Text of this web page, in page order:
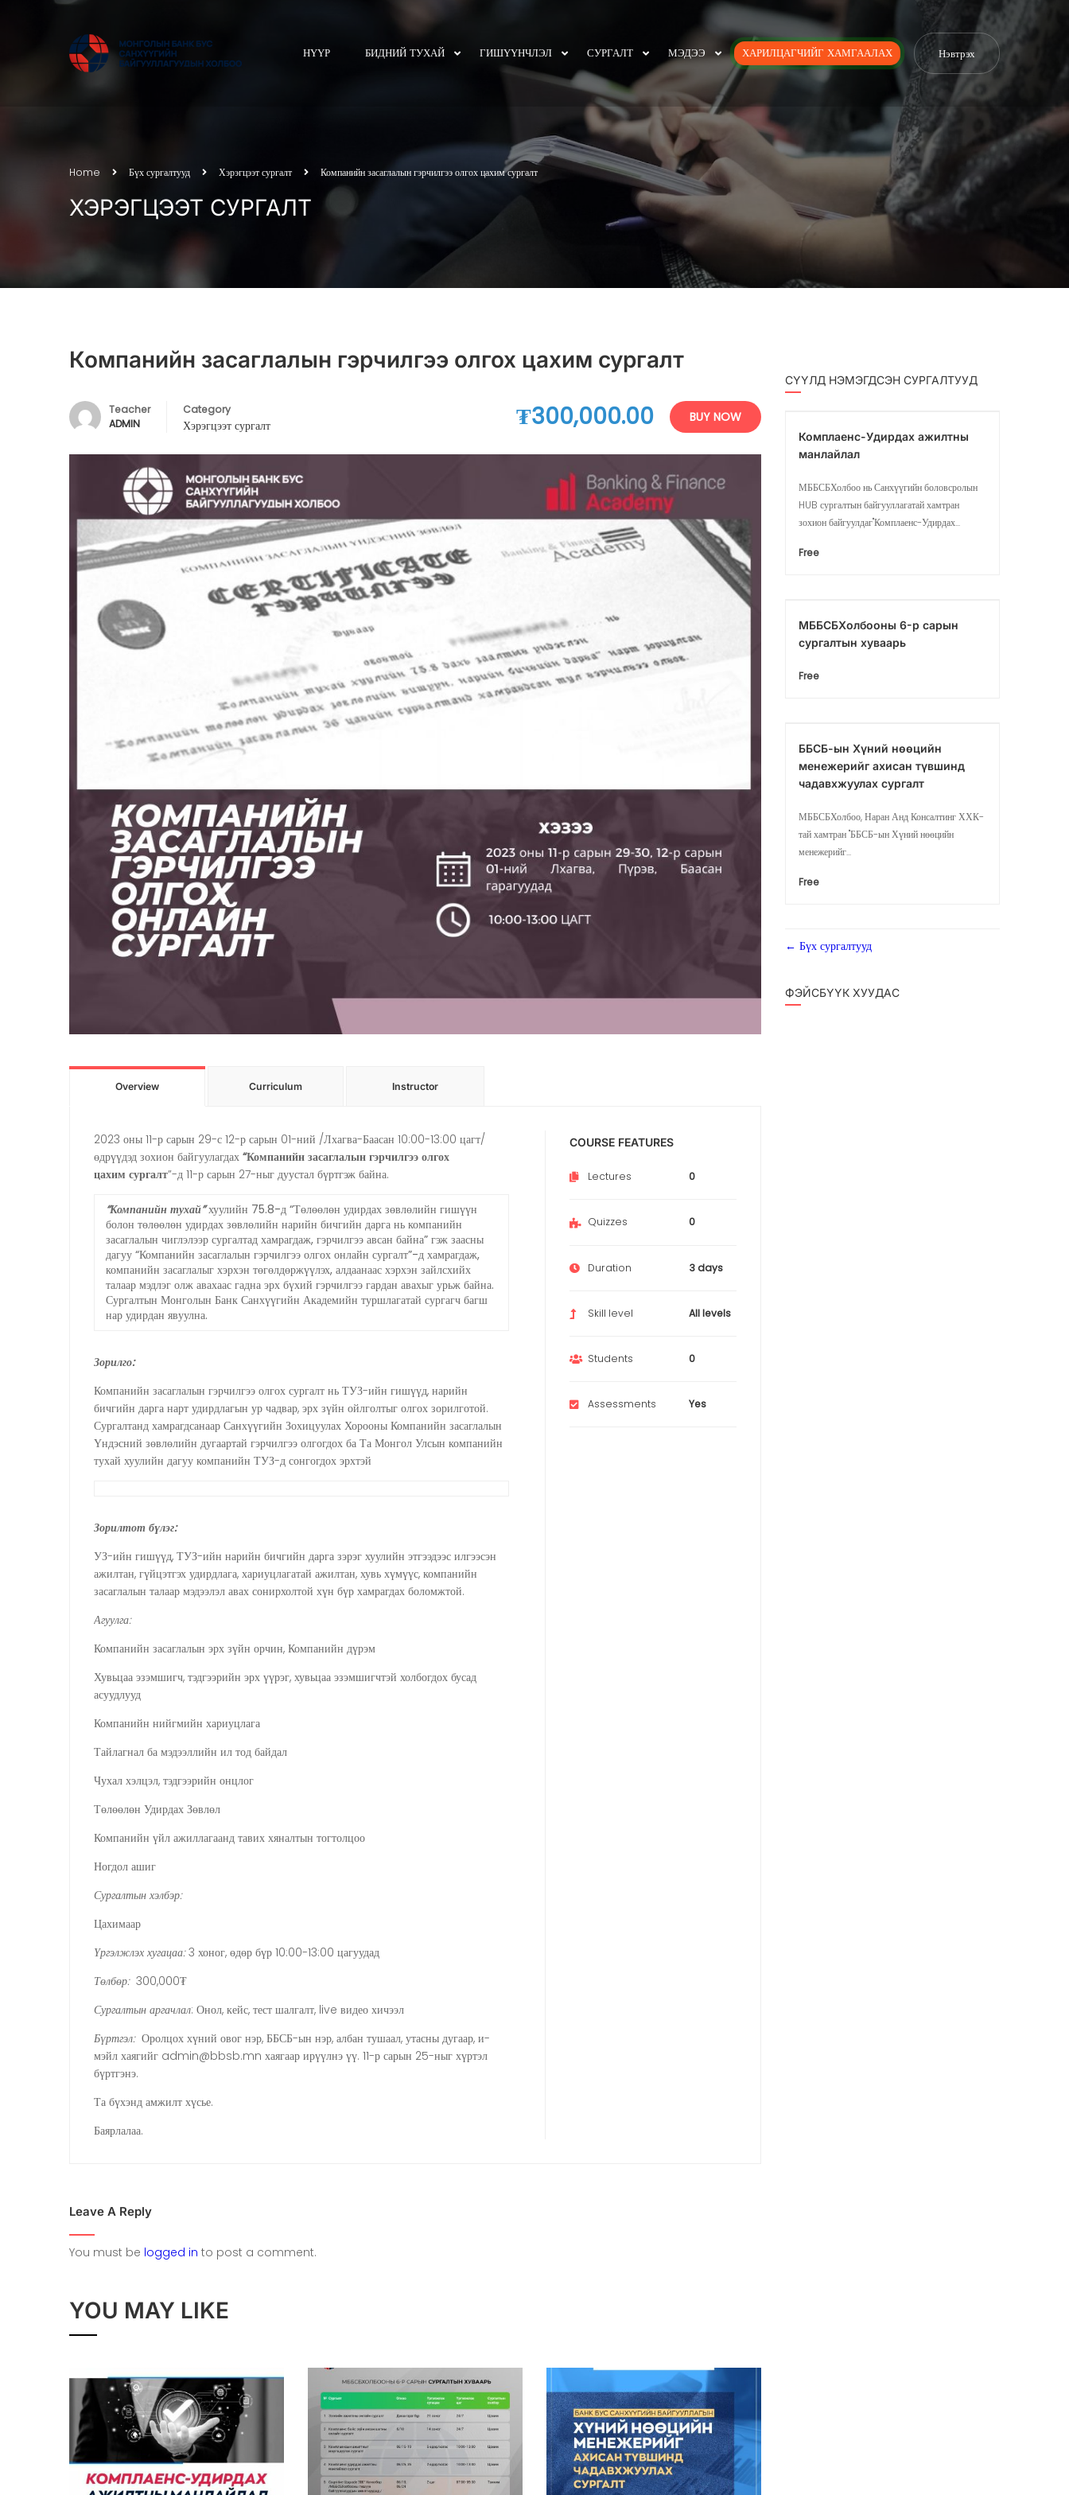
НҮҮР БИДНИЙ ТУХАЙ ГИШҮҮНЧЛЭЛ СУРГАЛТ МЭДЭЭ ХАРИЛЦАГЧИЙГ ХАМГААЛАХ Нэвтрэх
Home Бүх сургалтууд Хэрэгцээт сургалт Компанийн засаглалын гэрчилгээ олгох цахим сургалт
ХЭРЭГЦЭЭТ СУРГАЛТ
Компанийн засаглалын гэрчилгээ олгох цахим сургалт
Teacher
ADMIN
Category
Хэрэгцээт сургалт ₮300,000.00 BUY NOW
Overview Curriculum Instructor
2023 оны 11-р сарын 29-с 12-р сарын 01-ний /Лхагва-Баасан 10:00-13:00 цагт/
өдрүүдэд зохион байгуулагдах “Компанийн засаглалын гэрчилгээ олгох
цахим сургалт”-д 11-р сарын 27-ныг дуустал бүртгэж байна.
“Компанийн тухай”хуулийн 75.8-д “Төлөөлөн удирдах зөвлөлийн гишүүн
болон төлөөлөн удирдах зөвлөлийн нарийн бичгийн дарга нь компанийн
засаглалын чиглэлээр сургалтад хамрагдаж, гэрчилгээ авсан байна” гэж заасны
дагуу “Компанийн засаглалын гэрчилгээ олгох онлайн сургалт”-д хамрагдаж,
компанийн засаглалыг хэрхэн төгөлдөржүүлэх, алдаанаас хэрхэн зайлсхийх
талаар мэдлэг олж авахаас гадна эрх бүхий гэрчилгээ гардан авахыг урьж байна.
Сургалтын Монголын Банк Санхүүгийн Академийн туршлагатай сургагч багш
нар удирдан явуулна.
Зорилго:
Компанийн засаглалын гэрчилгээ олгох сургалт нь ТУЗ-ийн гишүүд, нарийн
бичгийн дарга нарт удирдлагын ур чадвар, эрх зүйн ойлголтыг олгох зорилготой.
Сургалтанд хамрагдсанаар Санхүүгийн Зохицуулах Хорооны Компанийн засаглалын
Үндэсний зөвлөлийн дугаартай гэрчилгээ олгогдох ба Та Монгол Улсын компанийн
тухай хуулийн дагуу компанийн ТУЗ-д сонгогдох эрхтэй
Зорилтот бүлэг:
УЗ-ийн гишүүд, ТУЗ-ийн нарийн бичгийн дарга зэрэг хуулийн этгээдээс илгээсэн
ажилтан, гүйцэтгэх удирдлага, хариуцлагатай ажилтан, хувь хүмүүс, компанийн
засаглалын талаар мэдээлэл авах сонирхолтой хүн бүр хамрагдах боломжтой.
Агуулга:
Компанийн засаглалын эрх зүйн орчин, Компанийн дүрэм
Хувьцаа эзэмшигч, тэдгээрийн эрх үүрэг, хувьцаа эзэмшигчтэй холбогдох бусад
асуудлууд
Компанийн нийгмийн хариуцлага
Тайлагнал ба мэдээллийн ил тод байдал
Чухал хэлцэл, тэдгээрийн онцлог
Төлөөлөн Удирдах Зөвлөл
Компанийн үйл ажиллагаанд тавих хяналтын тогтолцоо
Ногдол ашиг
Сургалтын хэлбэр:
Цахимаар
Үргэлжлэх хугацаа:3 хоног, өдөр бүр 10:00-13:00 цагуудад
Төлбөр:300,000₮
Сургалтын аргачлал: Онол, кейс, тест шалгалт, live видео хичээл
Бүртгэл: Оролцох хүний овог нэр, ББСБ-ын нэр, албан тушаал, утасны дугаар, и-
мэйл хаягийг admin@bbsb.mn хаягаар ирүүлнэ үү. 11-р сарын 25-ныг хүртэл
бүртгэнэ.
Та бүхэнд амжилт хүсье.
Баярлалаа.
COURSE FEATURES
Lectures 0
Quizzes 0
Duration 3 days
Skill level All levels
Students 0
Assessments Yes
Leave A Reply
You must be logged in to post a comment.
YOU MAY LIKE
СҮҮЛД НЭМЭГДСЭН СУРГАЛТУУД
Комплаенс-Удирдах ажилтны
манлайлал
МББСБХолбоо нь Санхүүгийн боловсролын
HUB сургалтын байгууллагатай хамтран
зохион байгуулдаг"Комплаенс-Удирдах...
Free
МББСБХолбооны 6-р сарын
сургалтын хуваарь
Free
ББСБ-ын Хүний нөөцийн
менежерийг ахисан түвшинд
чадавхжуулах сургалт
МББСБХолбоо, Наран Анд Консалтинг ХХК-
тай хамтран "ББСБ-ын Хүний нөөцийн
менежерийг...
Free
Бүх сургалтууд
ФЭЙСБҮҮК ХУУДАС